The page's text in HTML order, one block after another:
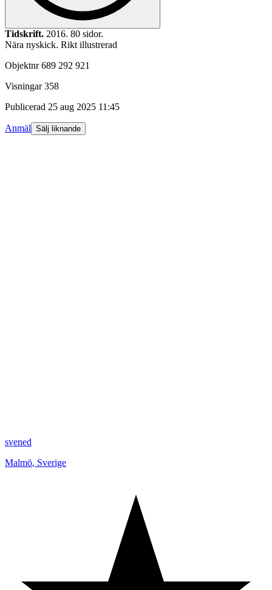
Tidskrift. 2016. 80 sidor.
Nära nyskick. Rikt illustrerad
Objektnr 689 292 921
Visningar 358
Publicerad 25 aug 2025 11:45
Anmäl Sälj liknande
svened
Malmö, Sverige